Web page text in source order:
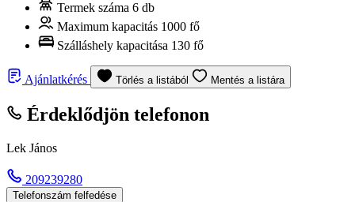
Termek száma 6 db
Maximum kapacitás 1000 fő
Szálláshely kapacitása 130 fő
Ajánlatkérés Törlés a listából Mentés a listára
Érdeklődjön telefonon
Lek János
209239280
Telefonszám felfedése